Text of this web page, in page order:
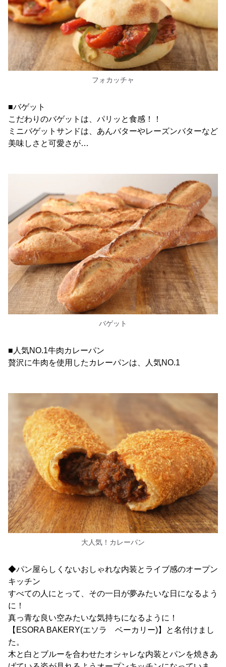
フォカッチャ
■バゲット
こだわりのバゲットは、パリッと食感！！
ミニバゲットサンドは、あんバターやレーズンバターなど
美味しさと可愛さが…
バゲット
■人気NO.1牛肉カレーパン
贅沢に牛肉を使用したカレーパンは、人気NO.1
大人気！カレーパン
◆パン屋らしくないおしゃれな内装とライブ感のオープン
キッチン
すべての人にとって、その一日が夢みたいな日になるよう
に！
真っ青な良い空みたいな気持ちになるように！
【ESORA BAKERY(エソラ ベーカリー)】と名付けまし
た。
木と白とブルーを合わせたオシャレな内装とパンを焼きあ